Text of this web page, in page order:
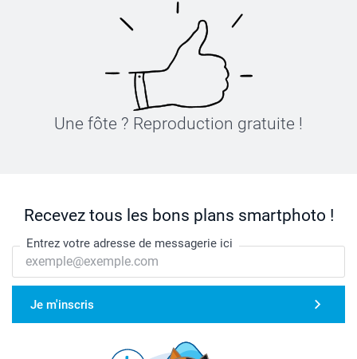
Une fôte ? Reproduction gratuite !
Recevez tous les bons plans smartphoto !
Entrez votre adresse de messagerie ici
Je m'inscris